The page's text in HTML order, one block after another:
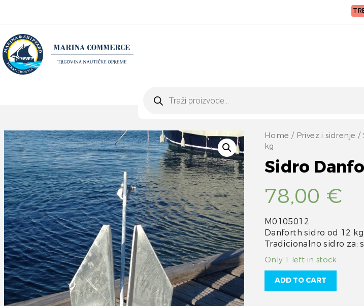
search
Home / Privez i sidrenje /
kg
Sidro
78,00 €
M0105012
Danforth sidro od 12
Tradicionalno sidro za:
Only 1 left in stock
ADD TO CART